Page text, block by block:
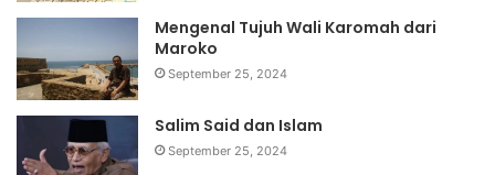
Mengenal Tujuh Wali Karomah dari
Maroko
September 25, 2024
Salim Said dan Islam
September 25, 2024